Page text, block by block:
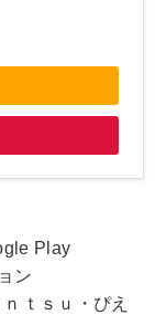
Play
ン
ｔｓｕ・ぴえ